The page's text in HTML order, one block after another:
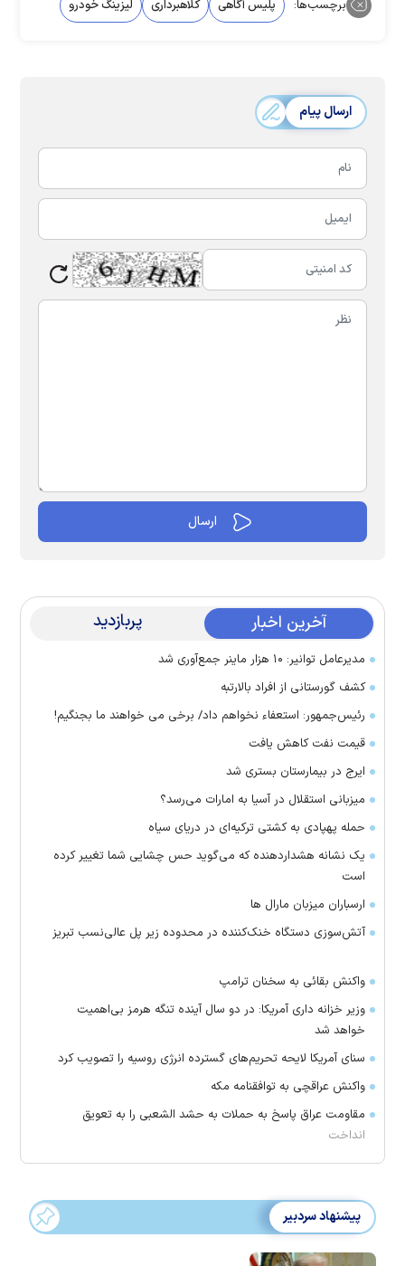
برچسب‌ها: پلیس آگاهی کلاهبرداری لیزینگ خودرو
ارسال پیام
آخرین اخبار پربازدید
مدیرعامل توانیر: ۱۰ هزار ماینر جمع‌آوری شد
کشف گورستانی از افراد بالارتبه
رئیس‌جمهور: استعفاء نخواهم داد/ برخی می خواهند ما بجنگیم!
قیمت نفت کاهش یافت
ایرج در بیمارستان بستری شد
میزبانی استقلال در آسیا به امارات می‌رسد؟
حمله پهپادی به کشتی ترکیه‌ای در دریای سیاه
یک نشانه هشداردهنده که می‌گوید حس چشایی شما تغییر کرده
است
ارسباران میزبان مارال ها
آتش‌سوزی دستگاه خنک‌کننده در محدوده زیر پل عالی‌نسب تبریز
واکنش بقائی به سخنان ترامپ
وزیر خزانه داری آمریکا: در دو سال آینده تنگه هرمز بی‌اهمیت
خواهد شد
سنای آمریکا لایحه تحریم‌های گسترده انرژی روسیه را تصویب کرد
واکنش عراقچی به توافقنامه مکه
مقاومت عراق پاسخ به حملات به حشد الشعبی را به تعویق
انداخت
پیشنهاد سردبیر